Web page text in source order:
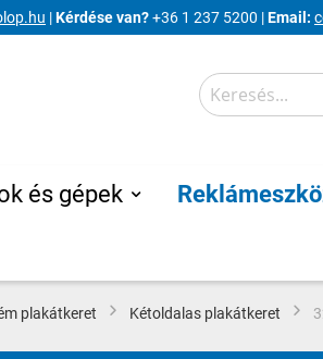
|Kérdése van?+36 1 237 5200 |Email:
Search
és gépek
plakátkeret Kétoldalas plakátkeret